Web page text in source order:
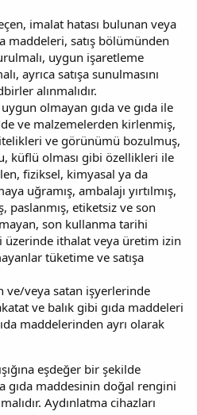
imalat hatası bulunan veya
maddeleri, satış bölümünden
uygun işaretleme
ayrıca satışa sunulmasını
alınmalıdır.
olmayan gıda ve gıda ile
ve malzemelerden kirlenmiş,
ve görünümü bozulmuş,
küflü olması gibi özellikleri ile
fiziksel, kimyasal ya da
uğramış, ambalajı yırtılmış,
paslanmış, etiketsiz ve son
son kullanma tarihi
üzerinde ithalat veya üretim izin
tüketime ve satışa
ve/veya satan işyerlerinde
ve balık gibi gıda maddeleri
maddelerinden ayrı olarak
eşdeğer bir şekilde
gıda maddesinin doğal rengini
Aydınlatma cihazları